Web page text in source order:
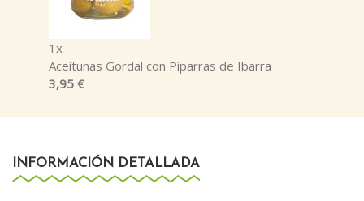
1x
Aceitunas Gordal con Piparras de Ibarra
3,95 €
INFORMACIÓN DETALLADA